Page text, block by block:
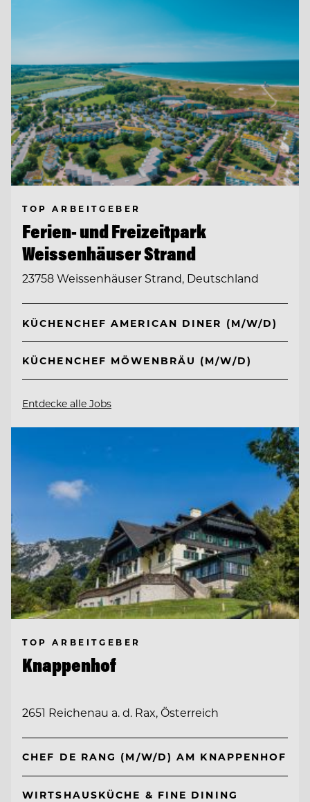
TOP ARBEITGEBER
Ferien- und Freizeitpark
Weissenhäuser Strand
23758 Weissenhäuser Strand, Deutschland
KÜCHENCHEF AMERICAN DINER (M/W/D)
KÜCHENCHEF MÖWENBRÄU (M/W/D)
Entdecke alle Jobs
TOP ARBEITGEBER
Knappenhof
2651 Reichenau a. d. Rax, Österreich
CHEF DE RANG (M/W/D) AM KNAPPENHOF
WIRTSHAUSKÜCHE & FINE DINING